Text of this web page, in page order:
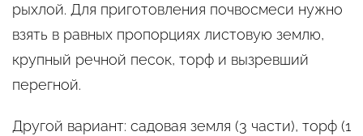
рыхлой. Для приготовления почвосмеси нужно
взять в равных пропорциях листовую землю,
крупный речной песок, торф и вызревший
перегной.
Другой вариант: садовая земля (3 части), торф (1